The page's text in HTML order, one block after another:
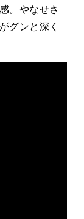
か日記
。やなせさ
グンと深く